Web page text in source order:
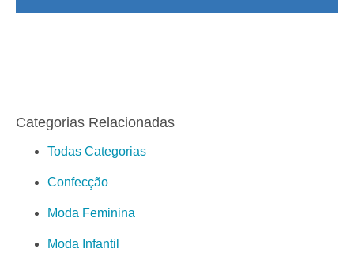
Categorias Relacionadas
Todas Categorias
Confecção
Moda Feminina
Moda Infantil